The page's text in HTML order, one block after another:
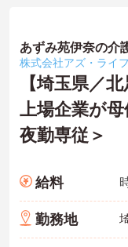
あずみ苑伊奈の介
株式会社アズ・ライ
【埼玉県／
上場企業が
夜勤専従＞
給料
勤務地